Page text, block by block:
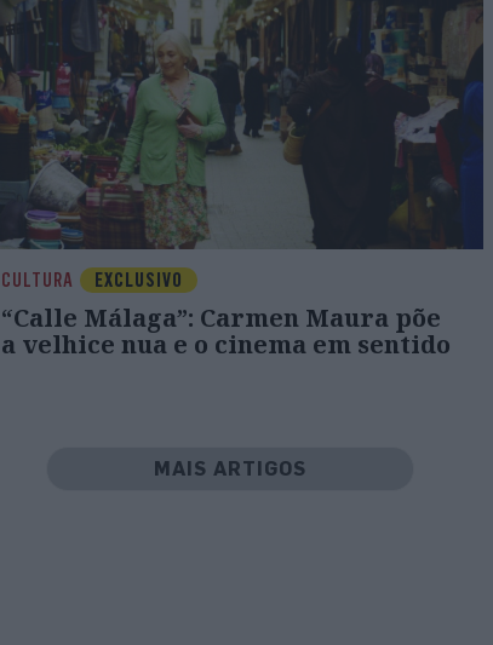
CULTURA EXCLUSIVO
“Calle Málaga”: Carmen Maura põe
a velhice nua e o cinema em sentido
MAIS ARTIGOS